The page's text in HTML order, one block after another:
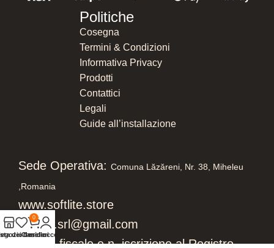
Politiche
Cosegna
Termini & Condizioni
Informativa Privacy
Prodotti
Contattici
Legali
Guide all’installazione
Sede Operativa: Comuna Lăzăreni, Nr. 38, Miheleu
Romania
www.softlite.store
softlite.srl@gmail.com
Codice fiscale e n. iscrizione al Registro
dei desideri
0
Carrello
Il mio account